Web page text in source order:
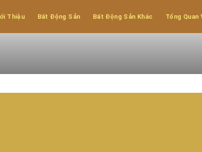
Thiệu Bất Động Sản Bất Động Sản Khác Tổng Quan